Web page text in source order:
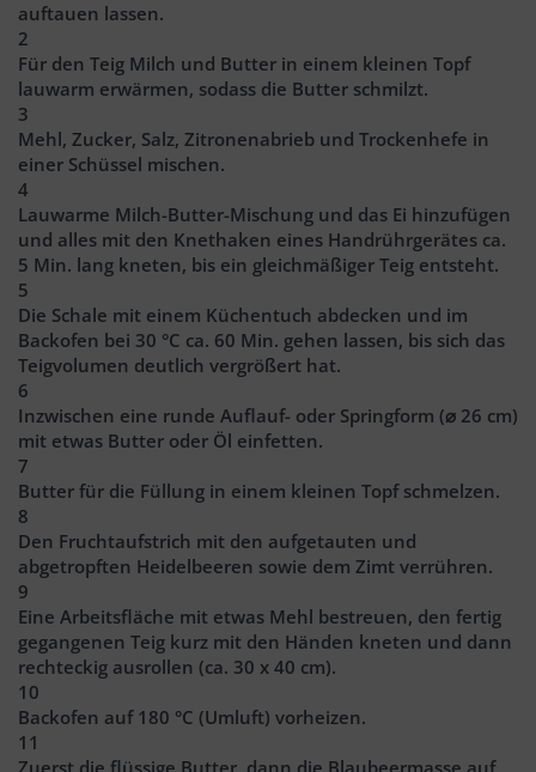
auftauen lassen.
2
Für den Teig Milch und Butter in einem kleinen Topf
lauwarm erwärmen, sodass die Butter schmilzt.
3
Mehl, Zucker, Salz, Zitronenabrieb und Trockenhefe in
einer Schüssel mischen.
4
Lauwarme Milch-Butter-Mischung und das Ei hinzufügen
und alles mit den Knethaken eines Handrührgerätes ca.
5 Min. lang kneten, bis ein gleichmäßiger Teig entsteht.
5
Die Schale mit einem Küchentuch abdecken und im
Backofen bei 30 °C ca. 60 Min. gehen lassen, bis sich das
Teigvolumen deutlich vergrößert hat.
6
Inzwischen eine runde Auflauf- oder Springform (⌀ 26 cm)
mit etwas Butter oder Öl einfetten.
7
Butter für die Füllung in einem kleinen Topf schmelzen.
8
Den Fruchtaufstrich mit den aufgetauten und
abgetropften Heidelbeeren sowie dem Zimt verrühren.
9
Eine Arbeitsfläche mit etwas Mehl bestreuen, den fertig
gegangenen Teig kurz mit den Händen kneten und dann
rechteckig ausrollen (ca. 30 x 40 cm).
10
Backofen auf 180 °C (Umluft) vorheizen.
11
Zuerst die flüssige Butter, dann die Blaubeermasse auf